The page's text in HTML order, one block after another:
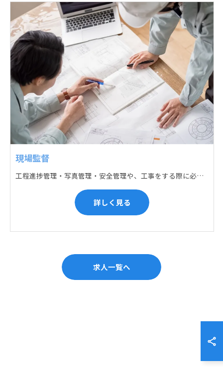
現場監督
工程進捗管理・写真管理・安全管理や、工事をする際に必要な各種書類作成・届出 (申請) などの現場管理業務をお任せします。遅れている箇所のサポートに入るなど、臨機応変な対応が必要になります。
詳しく見る
求人一覧へ